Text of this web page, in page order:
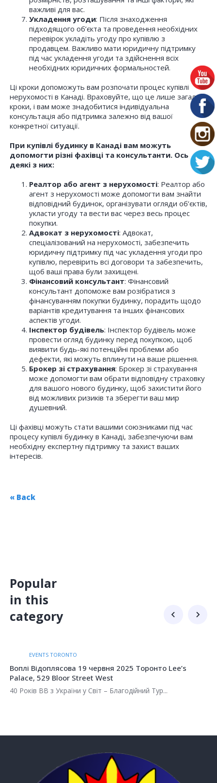
важливі для вас.
Укладення угоди: Після знаходження
підходящого об’єкта та проведення необхідних
перевірок укладіть угоду про купівлю з
продавцем. Важливо мати юридичну підтримку
під час укладення угоди та здійснення всіх
необхідних юридичних формальностей.
Ці кроки допоможуть вам розпочати процес купівлі
нерухомості в Канаді. Враховуйте, що це лише загальні
кроки, і вам може знадобитися індивідуальна
консультація або підтримка залежно від вашої
конкретної ситуації.
При купівлі будинку в Канаді вам можуть
допомогти різні фахівці та консультанти. Ось
деякі з них:
Реалтор або агент з нерухомості: Реалтор або
агент з нерухомості може допомогти вам знайти
відповідний будинок, організувати огляди об’єктів,
укласти угоду та вести вас через весь процес
покупки.
Адвокат з нерухомості: Адвокат,
спеціалізований на нерухомості, забезпечить
юридичну підтримку під час укладення угоди про
купівлю, перевірить всі договори та забезпечить,
щоб ваші права були захищені.
Фінансовий консультант: Фінансовий
консультант допоможе вам розібратися з
фінансуванням покупки будинку, порадить щодо
варіантів кредитування та інших фінансових
аспектів угоди.
Інспектор будівель: Інспектор будівель може
провести огляд будинку перед покупкою, щоб
виявити будь-які потенційні проблеми або
дефекти, які можуть вплинути на ваше рішення.
Брокер зі страхування: Брокер зі страхування
може допомогти вам обрати відповідну страховку
для вашого нового будинку, щоб захистити його
від можливих ризиків та зберегти ваш мир
душевний.
Ці фахівці можуть стати вашими союзниками під час
процесу купівлі будинку в Канаді, забезпечуючи вам
необхідну експертну підтримку та захист ваших
інтересів.
« Back
Popular
in this
category
Lee’s
Тур...
Воплі Відоплясова 18 червня 2025
Plaza, 6505 Rue Saint-Hubert
40 Років ВВ з України у Світ –